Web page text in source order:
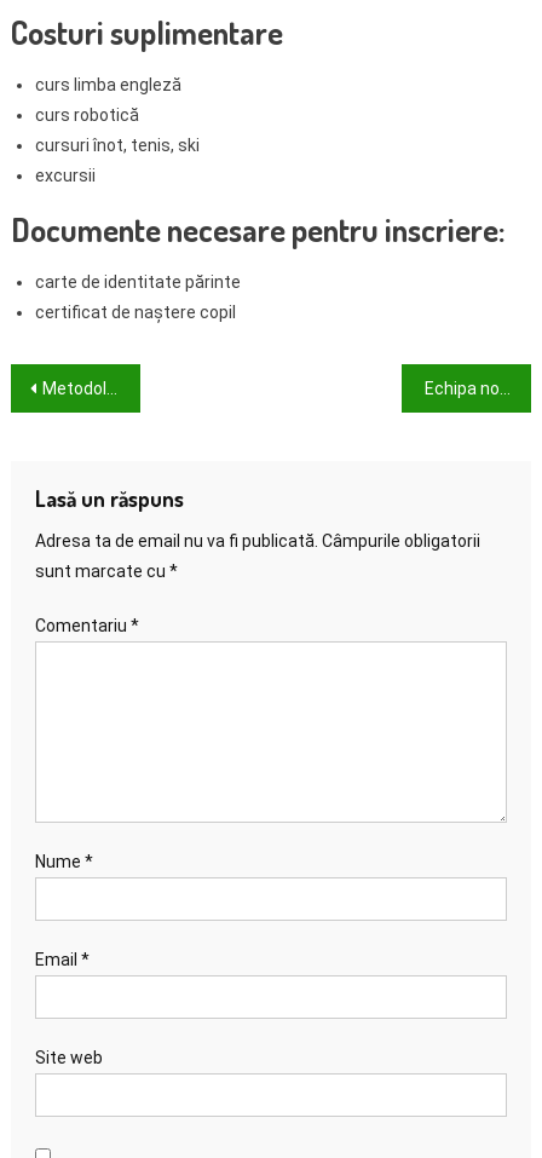
Costuri suplimentare
curs limba engleză
curs robotică
cursuri înot, tenis, ski
excursii
Documente necesare pentru inscriere:
carte de identitate părinte
certificat de naștere copil
Navigare
articole
Metodologie de lucru
Lasă un răspuns
Adresa ta de email nu va fi publicată. Câmpurile obligatorii
sunt marcate cu *
Comentariu *
Nume *
Email *
Site web